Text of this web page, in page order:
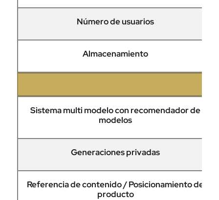
Número de usuarios
Almacenamiento
Sistema multi modelo con recomendador de
modelos
Generaciones privadas
Referencia de contenido / Posicionamiento de
producto